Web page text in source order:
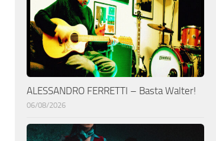
ALESSANDRO FERRETTI – Basta Walter!
06/08/2026